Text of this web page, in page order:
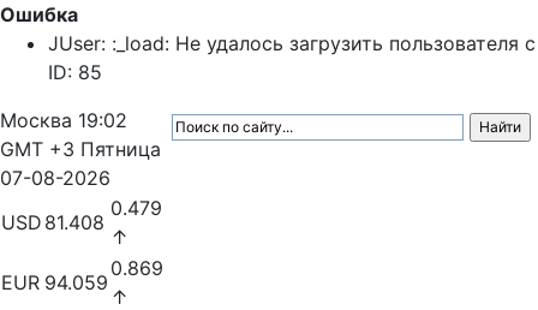
Ошибка
JUser: :_load: Не удалось загрузить пользователя с
ID: 85
Москва 19:02
GMT +3 Пятница
07-08-2026
USD 81.408
0.479
↑
EUR 94.059
0.869
↑